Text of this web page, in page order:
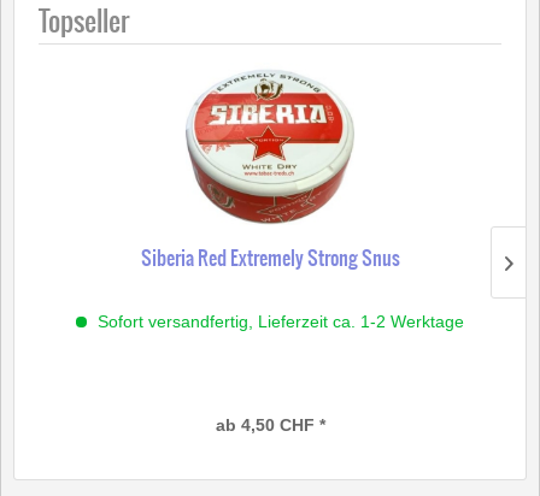
Topseller
Siberia Red Extremely Strong Snus
Sofort versandfertig, Lieferzeit ca. 1-2 Werktage
ab 4,50 CHF *